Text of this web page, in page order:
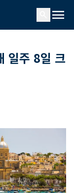
menu
일주 8일 크